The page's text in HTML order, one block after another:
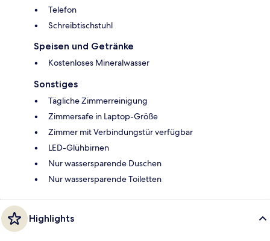
Telefon
Schreibtischstuhl
Speisen und Getränke
Kostenloses Mineralwasser
Sonstiges
Tägliche Zimmerreinigung
Zimmersafe in Laptop-Größe
Zimmer mit Verbindungstür verfügbar
LED-Glühbirnen
Nur wassersparende Duschen
Nur wassersparende Toiletten
Highlights